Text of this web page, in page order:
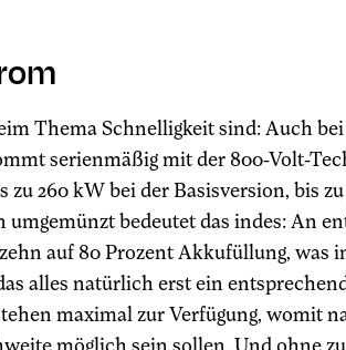
Thema Schnelligkeit sind: Auch
serienmäßig mit der 800-Volt-
zu 260 kW bei der Basisversion, bis
bedeutet das indes: An
auf 80 Prozent Akkufüllung, was
alles natürlich erst ein
maximal zur Verfügung, womit
möglich sein sollen. Und ohne